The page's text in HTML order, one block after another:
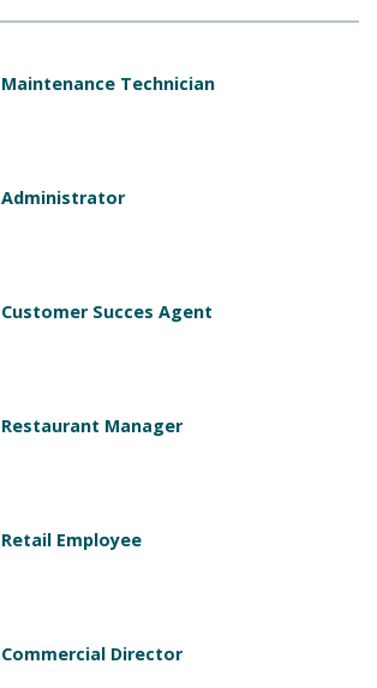
Maintenance Technician
Administrator
Customer Succes Agent
Restaurant Manager
Retail Employee
Commercial Director